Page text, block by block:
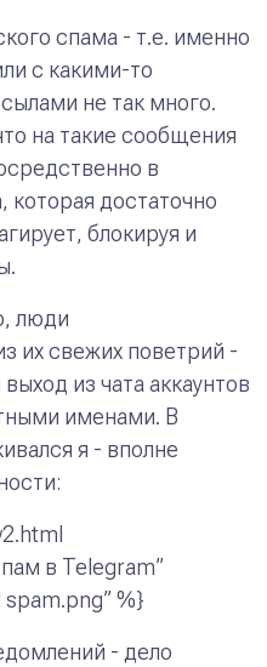
спама - т.е. именно
с какими-то
не так много.
на такие сообщения
в
достаточно
блокируя и
люди
их свежих поветрий -
из чата аккаунтов
именами. В
я - вполне
в Telegram”
%}
- дело